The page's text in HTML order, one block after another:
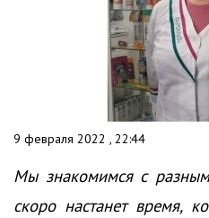
9 февраля 2022 , 22:44
Мы знакомимся с
скоро настанет время,